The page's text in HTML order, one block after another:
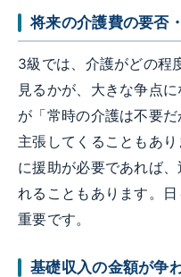
将来の介護費の要否
3級では、介護がどの程
見るかが、大きな争点
が「常時の介護は不要
主張してくることもあ
に援助が必要であれば
れることもあります。
重要です。
基礎収入の金額が争